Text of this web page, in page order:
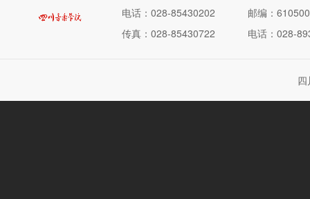
电话：028-85430202
传真：028-85430722
邮编：610500
电话：028-